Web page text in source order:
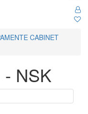
CABINET
- NSK